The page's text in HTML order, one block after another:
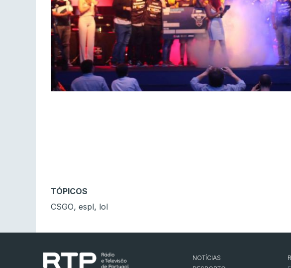
TÓPICOS
CSGO, espl, lol
NOTÍCIAS